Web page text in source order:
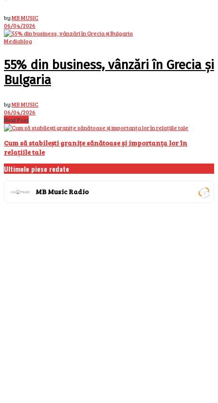
byMB MUSIC
06/04/2026
Mediablog
55% din business, vânzări în Grecia și
Bulgaria
byMB MUSIC
06/04/2026
Next Post
Cum să stabilești granițe sănătoase și importanța lor în
relațiile tale
Ultimele piese redate
MB Music Radio